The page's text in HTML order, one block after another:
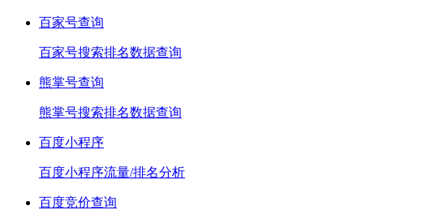
百家号查询
百家号搜索排名数据查询
熊掌号查询
熊掌号搜索排名数据查询
百度小程序
百度小程序流量/排名分析
百度竞价查询